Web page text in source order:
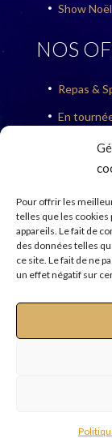
Pour offrir les
telles que les
appareils. Le fait de
des données telles
ce site. Le fait de ne
un effet négatif sur
 Show
NOS
 Repas &
 En
Concerts
Histoire
Bergerac
 Nos
INFOS